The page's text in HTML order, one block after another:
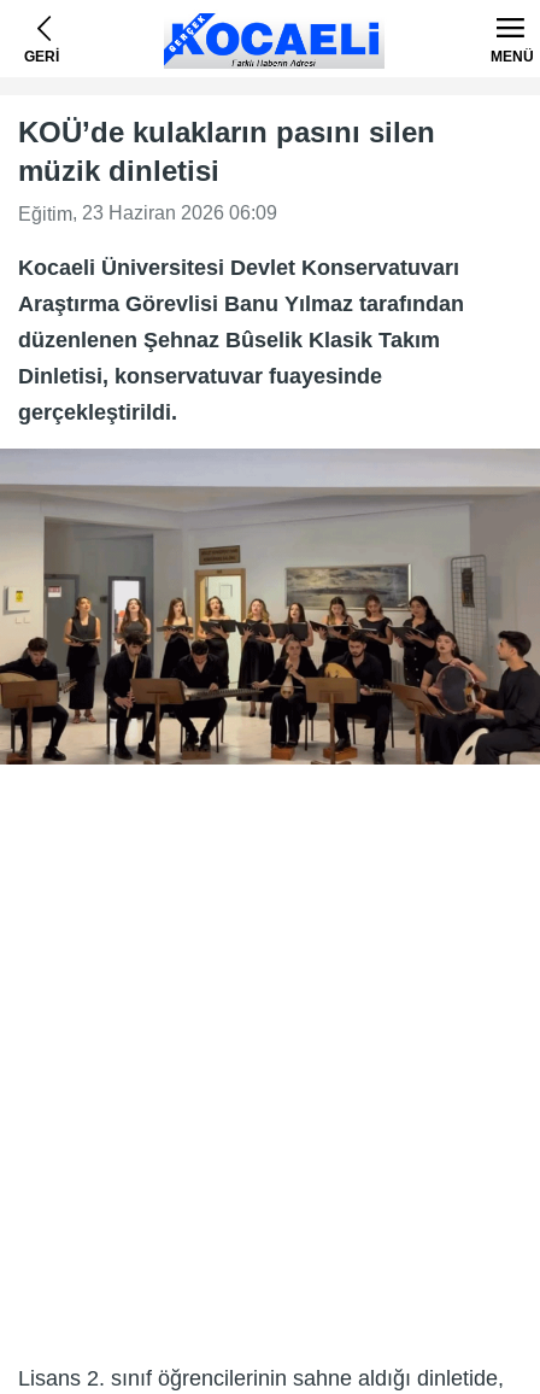
GERİ MENÜ
KOÜ’de kulakların pasını silen
müzik dinletisi
Eğitim, 23 Haziran 2026 06:09
Kocaeli Üniversitesi Devlet Konservatuvarı
Araştırma Görevlisi Banu Yılmaz tarafından
düzenlenen Şehnaz Bûselik Klasik Takım
Dinletisi, konservatuvar fuayesinde
gerçekleştirildi.
Lisans 2. sınıf öğrencilerinin sahne aldığı dinletide,